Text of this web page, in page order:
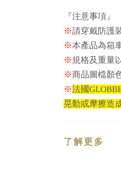
『注意事項』
※請穿戴防護
※本產品為箱
※規格及重量
※商品圖檔顏
※法國
晃動或摩擦造
了解更多